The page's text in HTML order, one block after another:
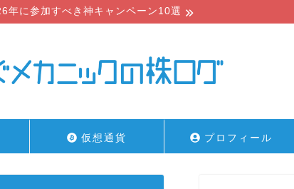
年に参加すべき神キャンペーン10選
仮想通貨 プロフィール